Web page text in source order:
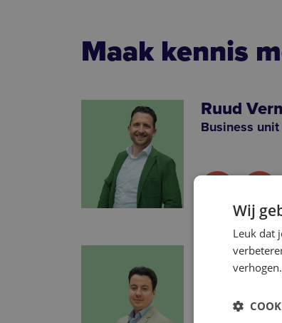
Maak kennis
Ruud
Business
Sergio
Cornelisz
Wij
Leuk dat